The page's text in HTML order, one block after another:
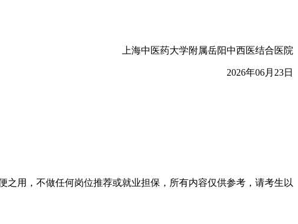
上海中医药大学附属岳阳中西医结合医院
2026年06月23日
用，不做任何岗位推荐或就业担保，所有内容仅供参考，请考生以